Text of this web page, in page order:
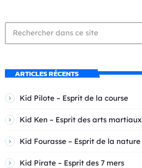
ARTICLES RÉCENTS
Kid Pilote – Esprit de la course
Kid Ken – Esprit des arts martiaux
Kid Fourasse – Esprit de la nature
Kid Pirate – Esprit des 7 mers